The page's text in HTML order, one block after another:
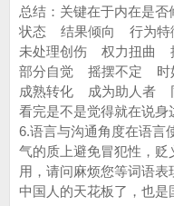
总结：关键在于内在是否
状态 结果倾向 行为特
未处理创伤 权力扭曲
部分自觉 摇摆不定 时
成熟转化 成为助人者
看完是不是觉得就在说身
6.语言与沟通角度在语言
气的质上避免冒犯性，
用，请问麻烦您等词语
中国人的天花板了，也是